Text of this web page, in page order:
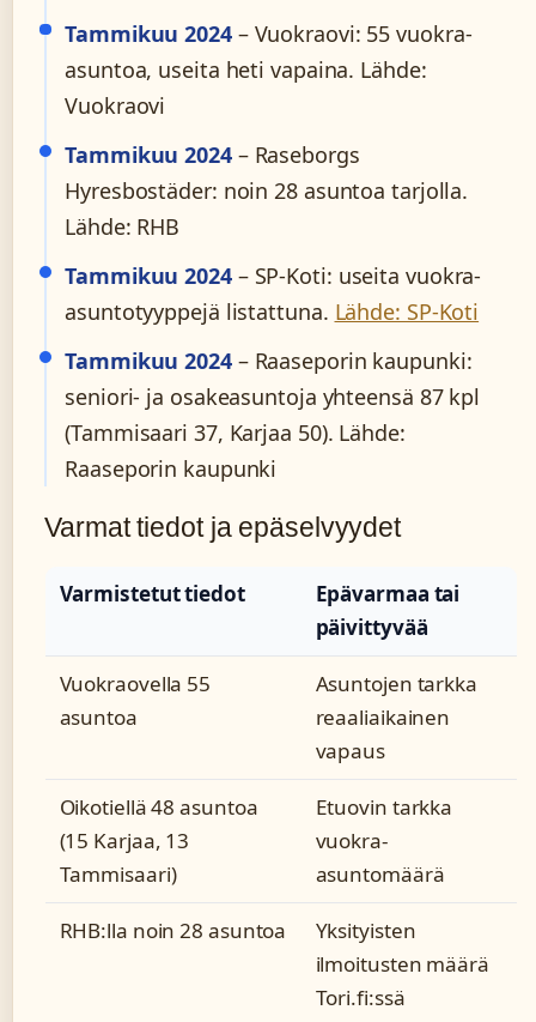
Tammikuu 2024– Vuokraovi: 55 vuokra-
asuntoa, useita heti vapaina. Lähde:
Vuokraovi
Tammikuu 2024– Raseborgs
Hyresbostäder: noin 28 asuntoa tarjolla.
Lähde: RHB
Tammikuu 2024– SP-Koti: useita vuokra-
asuntotyyppejä listattuna. Lähde: SP-Koti
Tammikuu 2024– Raaseporin kaupunki:
seniori- ja osakeasuntoja yhteensä 87 kpl
(Tammisaari 37, Karjaa 50). Lähde:
Raaseporin kaupunki
Varmat tiedot ja epäselvyydet
Varmistetut tiedot
Epävarmaa tai
päivittyvää
Vuokraovella 55
asuntoa
Asuntojen tarkka
reaaliaikainen
vapaus
Oikotiellä 48 asuntoa
(15 Karjaa, 13
Tammisaari)
Etuovin tarkka
vuokra-
asuntomäärä
RHB:lla noin 28 asuntoa
Yksityisten
ilmoitusten määrä
Tori.fi:ssä